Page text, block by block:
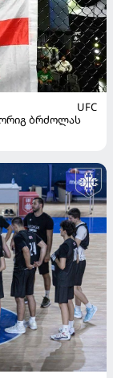
UFC
ბრძოლას